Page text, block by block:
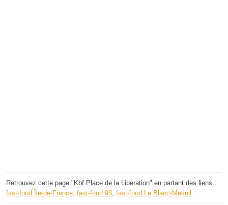
Retrouvez cette page "Kbf Place de la Liberation" en partant des liens :
fast-food Île-de-France, fast-food 93, fast-food Le Blanc-Mesnil .